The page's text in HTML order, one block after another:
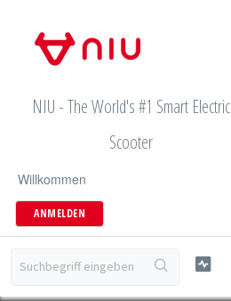
NIU - The World's #1 Smart Electric
Scooter
Willkommen
ANMELDEN